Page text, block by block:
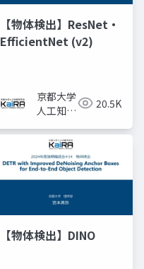
【物体検出】ResNet・
EfficientNet (v2)
京都大学
人工知能
KaiRA
20.5K
【物体検出】DINO